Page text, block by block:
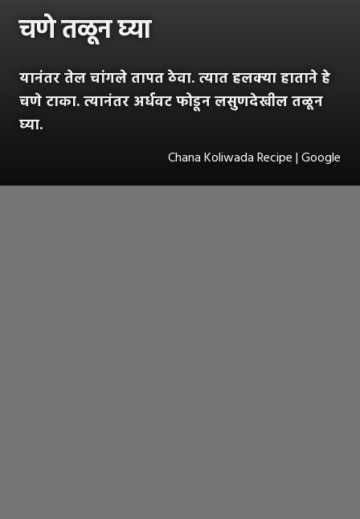
चणे तळून घ्या
यानंतर तेल चांगले तापत ठेवा. त्यात हलक्या हाताने हे
चणे टाका. त्यानंतर अर्धवट फोडून लसुणदेखील तळून
घ्या.
Chana Koliwada Recipe | Google